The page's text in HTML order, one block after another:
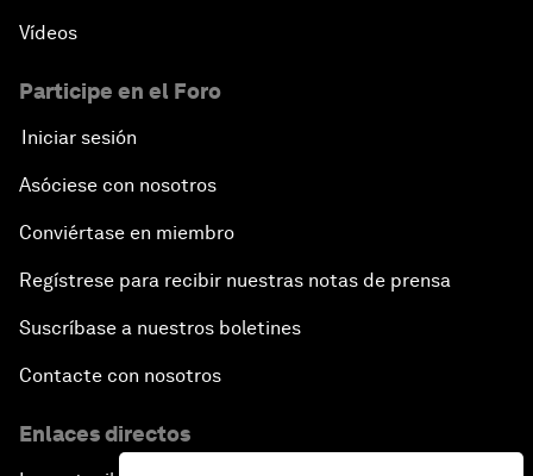
Vídeos
Participe en el Foro
Iniciar sesión
Asóciese con nosotros
Conviértase en miembro
Regístrese para recibir nuestras notas de prensa
Suscríbase a nuestros boletines
Contacte con nosotros
Enlaces directos